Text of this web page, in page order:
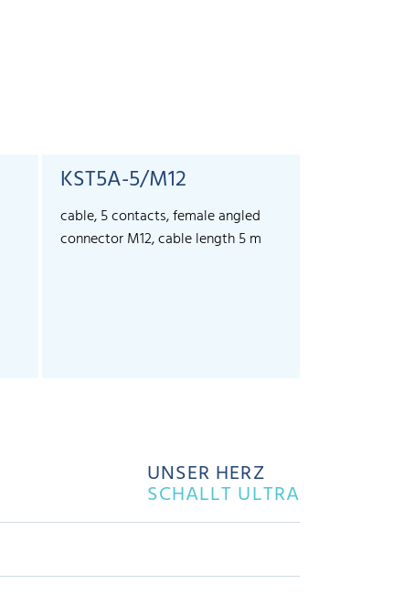
KST5A-5/M12
cable, 5 contacts, female angled
connector M12, cable length 5 m
UNSER HERZ
SCHALLT ULTRA